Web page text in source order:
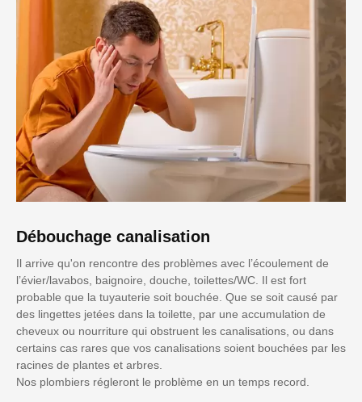
Débouchage canalisation
Il arrive qu'on rencontre des problèmes avec l’écoulement de
l’évier/lavabos, baignoire, douche, toilettes/WC. Il est fort
probable que la tuyauterie soit bouchée. Que se soit causé par
des lingettes jetées dans la toilette, par une accumulation de
cheveux ou nourriture qui obstruent les canalisations, ou dans
certains cas rares que vos canalisations soient bouchées par les
racines de plantes et arbres.
Nos plombiers régleront le problème en un temps record.